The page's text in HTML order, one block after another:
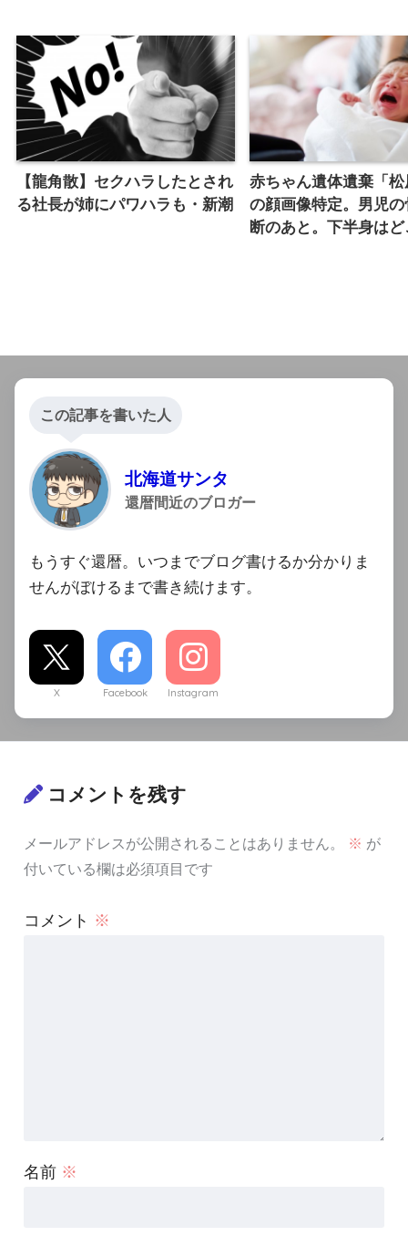
【龍角散】セクハラしたとされ
る社長が姉にパワハラも・新潮
赤ちゃん遺体遺棄「
の顔画像特定。男児
断のあと。下半身はど
この記事を書いた人
北海道サンタ
還暦間近のブロガー
もうすぐ還暦。いつまでブログ書けるか分かりま
せんがぼけるまで書き続けます。
X Facebook Instagram
コメントを残す
メールアドレスが公開されることはありません。 ※ が
付いている欄は必須項目です
コメント ※
名前 ※